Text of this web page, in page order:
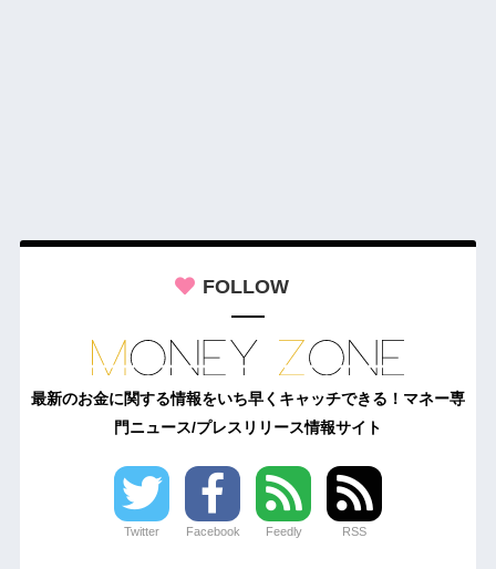
FOLLOW
最新のお金に関する情報をいち早くキャッチできる！マネー専
門ニュース/プレスリリース情報サイト
Twitter Facebook Feedly RSS